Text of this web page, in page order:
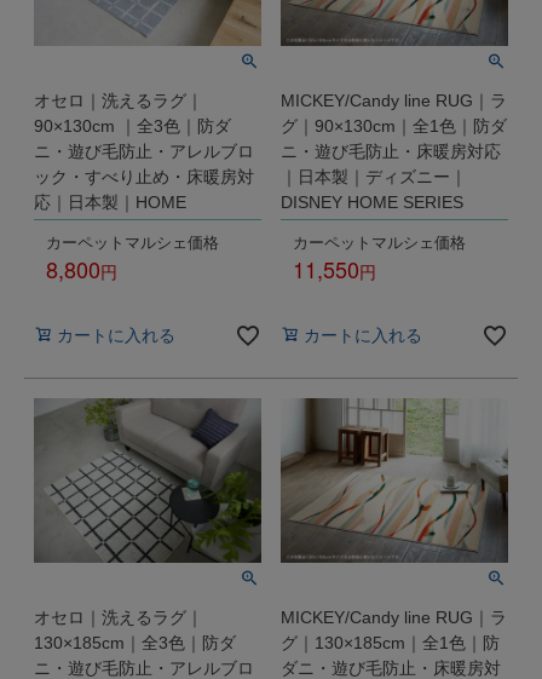
オセロ｜洗えるラグ｜
90×130cm ｜全3色｜防ダ
ニ・遊び毛防止・アレルブロ
ック・すべり止め・床暖房対
応｜日本製｜HOME
カーペットマルシェ価格
8,800
カートに入れる
MICKEY/Candy line RUG｜ラ
グ｜90×130cm｜全1色｜防ダ
ニ・遊び毛防止・床暖房対応
｜日本製｜ディズニー｜
DISNEY HOME SERIES
カーペットマルシェ価格
11,550
カートに入れる
オセロ｜洗えるラグ｜
130×185cm｜全3色｜防ダ
ニ・遊び毛防止・アレルブロ
MICKEY/Candy line RUG｜ラ
グ｜130×185cm｜全1色｜防
ダニ・遊び毛防止・床暖房対